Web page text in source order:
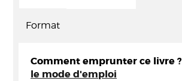
Format
Comment emprunter ce livre ?
le mode d'emploi